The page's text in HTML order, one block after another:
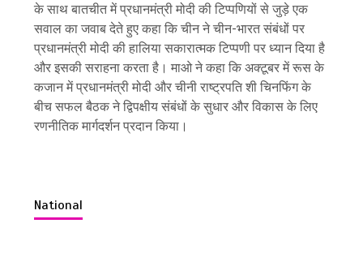
के साथ बातचीत में प्रधानमंत्री मोदी की टिप्पणियों से जुड़े एक
सवाल का जवाब देते हुए कहा कि चीन ने चीन-भारत संबंधों पर
प्रधानमंत्री मोदी की हालिया सकारात्मक टिप्पणी पर ध्यान दिया है
और इसकी सराहना करता है। माओ ने कहा कि अक्टूबर में रूस के
कजान में प्रधानमंत्री मोदी और चीनी राष्ट्रपति शी चिनफिंग के
बीच सफल बैठक ने द्विपक्षीय संबंधों के सुधार और विकास के लिए
रणनीतिक मार्गदर्शन प्रदान किया।
National